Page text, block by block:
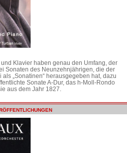
Klavier haben genau den Umfang, der
Sonaten des Neunzehnjährigen, die der
„Sonatinen“ herausgegeben hat, dazu
Sonate A-Dur, das h-Moll-Rondo
aus dem Jahr 1827.